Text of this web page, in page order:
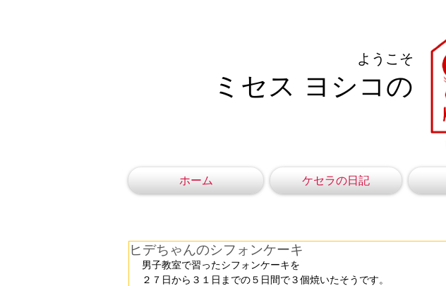
ようこそ
ミセス ヨシコの
ホーム ケセラの日記
ヒデちゃんのシフォンケーキ
男子教室で習ったシフォンケーキを
２７日から３１日までの５日間で３個焼いたそうです。